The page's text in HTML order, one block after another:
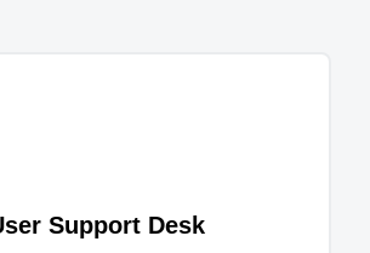
Support Desk